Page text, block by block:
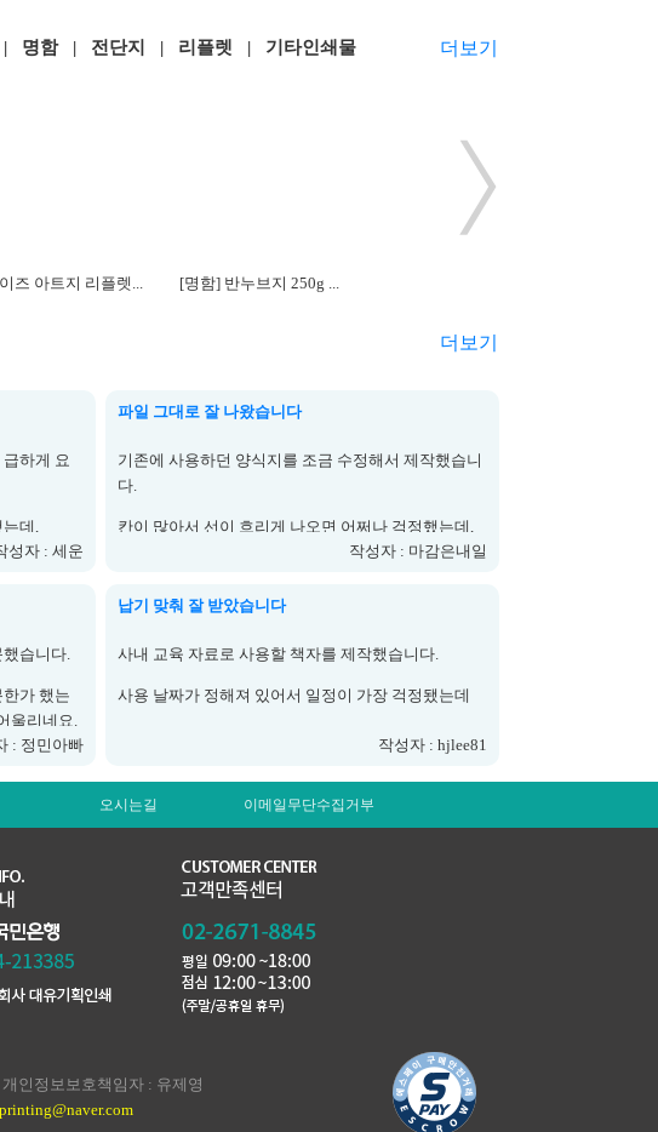
| 명함| 전단지 | 리플렛 | 기타인쇄물 더보기
즈 아트지 리플렛... [명함] 반누브지 250g ...
더보기
하게 요
는데,
다.
성자 : 세운
파일 그대로 잘 나왔습니다
기존에 사용하던 양식지를 조금 수정해서 제작했습니
다.
칸이 많아서 선이 흐리게 나오면 어쩌나 걱정했는데,
작은 글씨까지 또렷하게 인쇄됐네요. 작성할 때 번지
처음 주문한 곳이라 살짝 걱정했는데 결과물 보고 안
심했습니다.
작성자 : 마감은내일
했습니다.
가 했는
울리네요.
고요.
: 정민아빠
납기 맞춰 잘 받았습니다
사내 교육 자료로 사용할 책자를 제작했습니다.
사용 날짜가 정해져 있어서 일정이 가장 걱정됐는데
안내받은 날짜보다 일찍 받아볼 수 있어서 다행이었습
인쇄도 선명하게 잘 나왔고 제본 상태도 깔끔해서 바
로 배부해서 사용했습니다.
교육받으시는 분들도 불만이 없어 매우만족합니다(이
전업체껀은 정말 불만이 많았습니다)
다음에도 일정 맞춰 제작해야 할 일이 있으면 다시 문
의드리려고 합니다.
작성자 : hjlee81
오시는길 이메일무단수집거부
인정보보호책임자 : 유제영